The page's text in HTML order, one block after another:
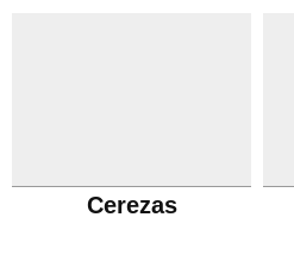
Cerezas